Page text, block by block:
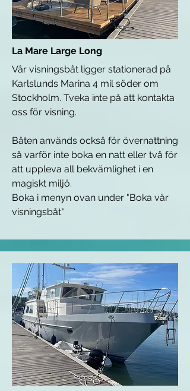
La Mare Large Long
Vår visningsbåt ligger stationerad på
Karlslunds Marina 4 mil söder om
Stockholm. Tveka inte på att kontakta
oss för visning.
Båten används också för övernattning
så varför inte boka en natt eller två för
att uppleva all bekvämlighet i en
magiskt miljö.
Boka i menyn ovan under "Boka vår
visningsbåt"